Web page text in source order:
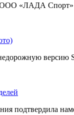
«ЛАДА Спорт»
версию
подтвердила